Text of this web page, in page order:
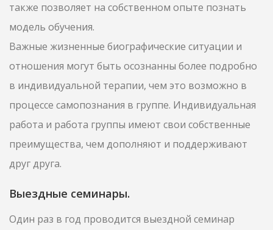
также позволяет на собственном опыте познать
модель обучения.
Важные жизненные биографические ситуации и
отношения могут быть осознанны более подробно
в индивидуальной терапии, чем это возможно в
процессе самопознания в группе. Индивидуальная
работа и работа группы имеют свои собственные
преимущества, чем дополняют и поддерживают
друг друга.
Выездные семинары.
Один раз в год проводится выездной семинар